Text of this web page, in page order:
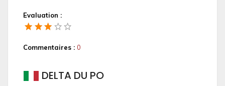
Evaluation :
Commentaires : 0
DELTA DU PO